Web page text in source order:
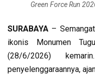
Green Force Run
SURABAYA –
ikonis Monumen
(28/6/2026)
penyelenggaraannya,